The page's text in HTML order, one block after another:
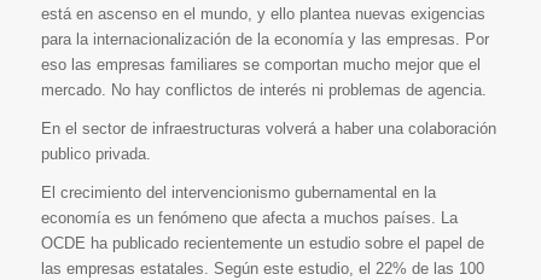
está en ascenso en el mundo, y ello plantea nuevas exigencias
para la internacionalización de la economía y las empresas. Por
eso las empresas familiares se comportan mucho mejor que el
mercado. No hay conflictos de interés ni problemas de agencia.
En el sector de infraestructuras volverá a haber una colaboración
publico privada.
El crecimiento del intervencionismo gubernamental en la
economía es un fenómeno que afecta a muchos países. La
OCDE ha publicado recientemente un estudio sobre el papel de
las empresas estatales. Según este estudio, el 22% de las 100